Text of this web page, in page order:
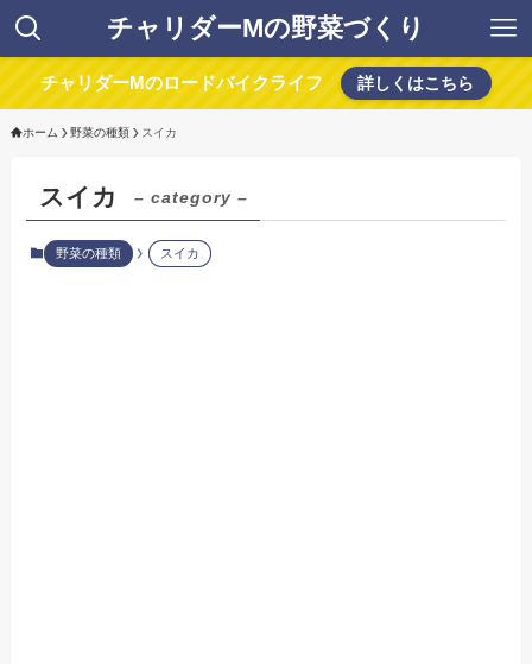
チャリダーMの野菜づくり
チャリダーMのロードバイクライフ 詳しくはこちら
ホーム 野菜の種類 スイカ
スイカ – category –
野菜の種類 スイカ